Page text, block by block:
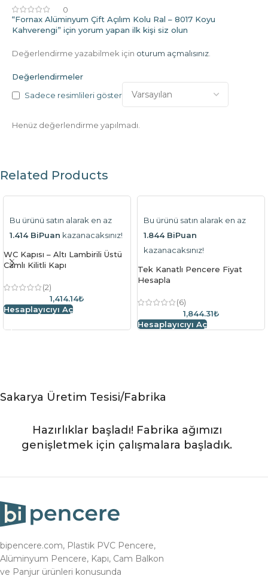
0
Değerlendirmeler
Sadece resimlileri göster
Henüz değerlendirme yapılmadı.
“Fornax Alüminyum Çift Açılım Kolu Ral – 8017 Koyu
Kahverengi” için yorum yapan ilk kişi siz olun
Değerlendirme yazabilmek için oturum açmalısınız.
Related Products
Bu ürünü satın alarak en az
1.414 BiPuan kazanacaksınız!
WC Kapısı – Altı Lambirili Üstü
Camlı Kilitli Kapı
(2)
1,414.14₺
Hesaplayıcıyı Aç
Bu ürünü satın alarak en az
1.844 BiPuan
kazanacaksınız!
Tek Kanatlı Pencere Fiyat
Hesapla
(6)
1,844.31₺
Hesaplayıcıyı Aç
Sakarya Üretim Tesisi/Fabrika
Hazırlıklar başladı! Fabrika ağımızı
genişletmek için çalışmalara başladık.
bipencere.com, Plastik PVC Pencere,
Alüminyum Pencere, Kapı, Cam Balkon
ve Panjur ürünleri konusunda